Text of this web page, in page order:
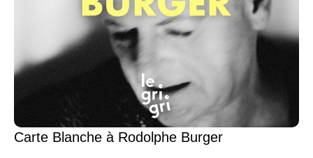
Carte Blanche à Rodolphe Burger